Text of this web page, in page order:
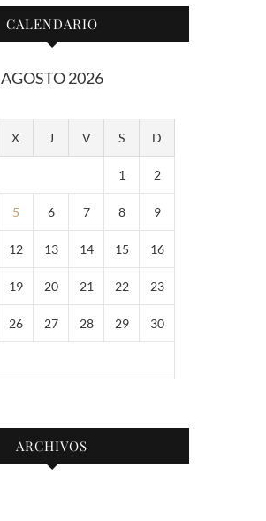
CALENDARIO
AGOSTO 2026
X J V S D
1 2
5 6 7 8 9
12 13 14 15 16
19 20 21 22 23
26 27 28 29 30
ARCHIVOS